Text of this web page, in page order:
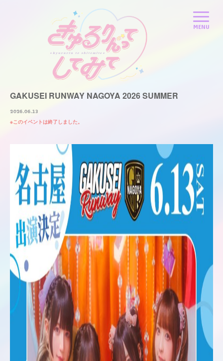
GAKUSEI RUNWAY NAGOYA 2026 SUMMER
2026.06.13
このイベントは終了しました。